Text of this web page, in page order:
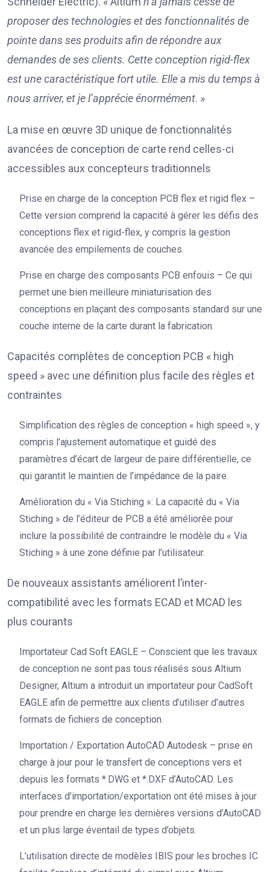
proposer des technologies et des fonctionnalités de
pointe dans ses produits afin de répondre aux
demandes de ses clients. Cette conception rigid-flex
est une caractéristique fort utile. Elle a mis du temps à
nous arriver, et je l’apprécie énormément. »
La mise en œuvre 3D unique de fonctionnalités
avancées de conception de carte rend celles-ci
accessibles aux concepteurs traditionnels
Prise en charge de la conception PCB flex et rigid flex –
Cette version comprend la capacité à gérer les défis des
conceptions flex et rigid-flex, y compris la gestion
avancée des empilements de couches.
Prise en charge des composants PCB enfouis – Ce qui
permet une bien meilleure miniaturisation des
conceptions en plaçant des composants standard sur une
couche interne de la carte durant la fabrication.
Capacités complètes de conception PCB « high
speed » avec une définition plus facile des règles et
contraintes
Simplification des règles de conception « high speed », y
compris l’ajustement automatique et guidé des
paramètres d’écart de largeur de paire différentielle, ce
qui garantit le maintien de l’impédance de la paire.
Amélioration du « Via Stiching »: La capacité du « Via
Stiching » de l’éditeur de PCB a été améliorée pour
inclure la possibilité de contraindre le modèle du « Via
Stiching » à une zone définie par l’utilisateur.
De nouveaux assistants améliorent l’inter-
compatibilité avec les formats ECAD et MCAD les
plus courants
Importateur Cad Soft EAGLE – Conscient que les travaux
de conception ne sont pas tous réalisés sous Altium
Designer, Altium a introduit un importateur pour CadSoft
EAGLE afin de permettre aux clients d’utiliser d’autres
formats de fichiers de conception.
Importation / Exportation AutoCAD Autodesk – prise en
charge à jour pour le transfert de conceptions vers et
depuis les formats *.DWG et *.DXF d’AutoCAD. Les
interfaces d’importation/exportation ont été mises à jour
pour prendre en charge les dernières versions d’AutoCAD
et un plus large éventail de types d’objets.
L’utilisation directe de modèles IBIS pour les broches IC